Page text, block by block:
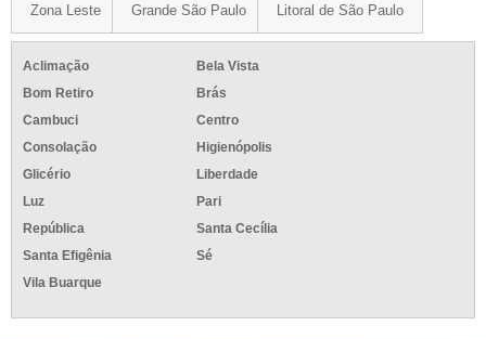
Zona Leste Grande São Paulo Litoral de São Paulo
Aclimação
Bela Vista
Bom Retiro
Brás
Cambuci
Centro
Consolação
Higienópolis
Glicério
Liberdade
Luz
Pari
República
Santa Cecília
Santa Efigênia
Sé
Vila Buarque